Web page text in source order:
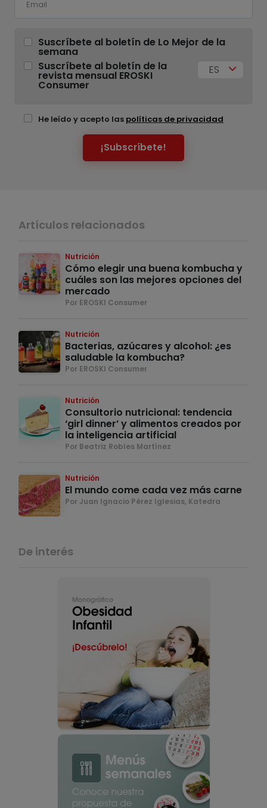
Suscríbete al boletín de Lo Mejor de la
semana
Suscríbete al boletín de la
revista mensual EROSKI
Consumer
ES
He leído y acepto las políticas de privacidad
¡Subscríbete!
Artículos relacionados
Nutrición
Cómo elegir una buena kombucha y
cuáles son las mejores opciones del
mercado
Por EROSKI Consumer
Nutrición
Bacterias, azúcares y alcohol: ¿es
saludable la kombucha?
Por EROSKI Consumer
Nutrición
Consultorio nutricional: tendencia
‘girl dinner’ y alimentos creados por
la inteligencia artificial
Por Beatriz Robles Martínez
Nutrición
El mundo come cada vez más carne
Por Juan Ignacio Pérez Iglesias, Katedra
De interés